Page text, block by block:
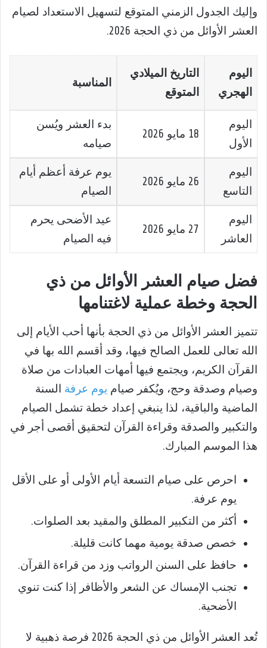
وإليك الجدول الزمني المتوقع لتسهيل الاستعداد لصيام
العشر الأوائل من ذي الحجة 2026.
اليوم
الهجري
التاريخ الميلادي
المتوقع
المناسبة
اليوم
الأول
18 مايو 2026
بدء العشر ويُسن
صيامه
اليوم
التاسع
26 مايو 2026
يوم عرفة أعظم أيام
الصيام
اليوم
العاشر
27 مايو 2026
عيد الأضحى يحرم
فيه الصيام
فضل صيام العشر الأوائل من ذي
الحجة وخطة عملية لاغتنامها
تتميز العشر الأوائل من ذي الحجة بأنها أحب الأيام إلى
الله تعالى للعمل الصالح فيها، وقد أقسم الله بها في
القرآن الكريم، ويجتمع فيها أمهات العبادات من صلاة
وصيام وصدقة وحج، ويُكفر صيام يوم عرفة السنة
الماضية والباقية، لذا ينبغي إعداد خطة تشمل الصيام
والتكبير والصدقة وقراءة القرآن لتحقيق أقصى أجر في
هذا الموسم المبارك.
احرص على صيام التسعة أيام الأولى أو على الأقل
يوم عرفة.
أكثر من التكبير المطلق والمقيد بعد الصلوات.
خصص صدقة يومية مهما كانت قليلة.
حافظ على السنن الرواتب وزد من قراءة القرآن.
تجنب الإمساك عن الشعر والأظافر إذا كنت تنوي
الأضحية.
تُعد العشر الأوائل من ذي الحجة 2026 فرصة ذهبية لا